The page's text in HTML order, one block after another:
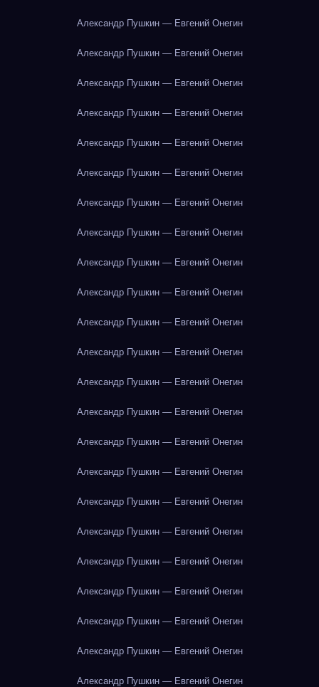
Александр Пушкин — Евгений Онегин
Александр Пушкин — Евгений Онегин
Александр Пушкин — Евгений Онегин
Александр Пушкин — Евгений Онегин
Александр Пушкин — Евгений Онегин
Александр Пушкин — Евгений Онегин
Александр Пушкин — Евгений Онегин
Александр Пушкин — Евгений Онегин
Александр Пушкин — Евгений Онегин
Александр Пушкин — Евгений Онегин
Александр Пушкин — Евгений Онегин
Александр Пушкин — Евгений Онегин
Александр Пушкин — Евгений Онегин
Александр Пушкин — Евгений Онегин
Александр Пушкин — Евгений Онегин
Александр Пушкин — Евгений Онегин
Александр Пушкин — Евгений Онегин
Александр Пушкин — Евгений Онегин
Александр Пушкин — Евгений Онегин
Александр Пушкин — Евгений Онегин
Александр Пушкин — Евгений Онегин
Александр Пушкин — Евгений Онегин
Александр Пушкин — Евгений Онегин